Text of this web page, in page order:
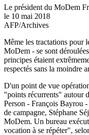
Le président du MoDem
le 10 mai 2018
AFP/Archives
Même les tractations pour
MoDem - se sont
principes étaient
respectés sans la moindre
D'un point de vue
"points récurrents" autour
Person - François Bayrou
de campagne, Stéphane
MoDem. Un bureau
vocation à se répéter",